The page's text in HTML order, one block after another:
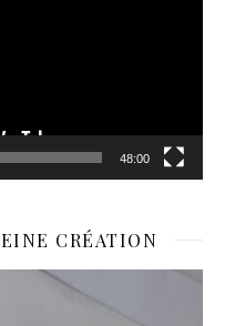
48:00
CRÉATION